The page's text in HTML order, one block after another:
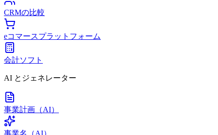
CRMの比較
eコマースプラットフォーム
会計ソフト
AI とジェネレーター
事業計画（AI）
事業名（AI）